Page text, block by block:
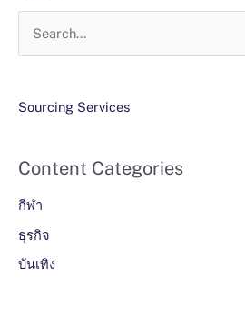
r
o
r
:
Sourcing Services
Content Categories
กีฬา
ธุรกิจ
บันเทิง